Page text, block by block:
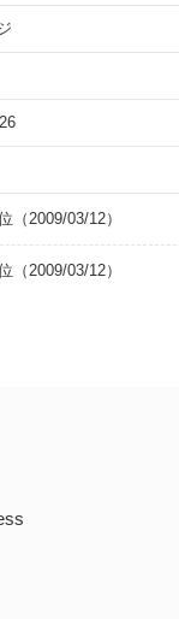
（2009/03/12）
（2009/03/12）